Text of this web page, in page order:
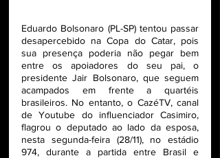
Eduardo Bolsonaro (PL-SP) tentou passar
desapercebido na Copa do Catar, pois
sua presença poderia não pegar bem
entre os apoiadores do seu pai, o
presidente Jair Bolsonaro, que seguem
acampados em frente a quartéis
brasileiros. No entanto, o CazéTV, canal
de Youtube do influenciador Casimiro,
flagrou o deputado ao lado da esposa,
nesta segunda-feira (28/11), no estádio
974, durante a partida entre Brasil e